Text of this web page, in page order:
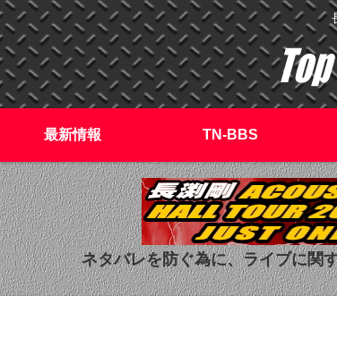
最新情報 TN-BBS
ネタバレを防ぐ為に、ライブに関